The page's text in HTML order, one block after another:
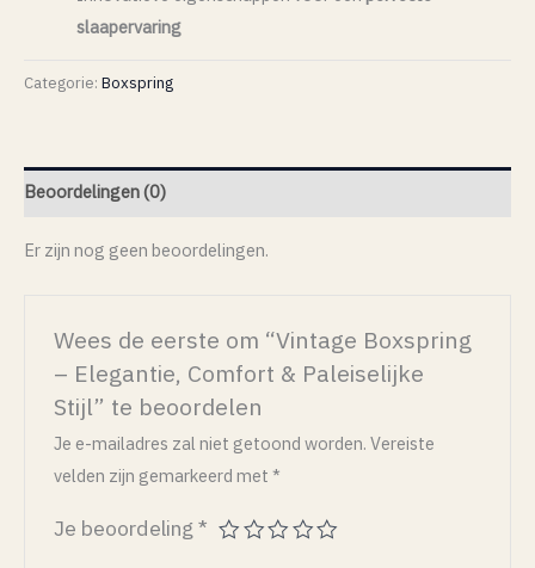
slaapervaring
Categorie: Boxspring
Beoordelingen (0)
Er zijn nog geen beoordelingen.
Wees de eerste om “Vintage Boxspring
– Elegantie, Comfort & Paleiselijke
Stijl” te beoordelen
Je e-mailadres zal niet getoond worden. Vereiste
velden zijn gemarkeerd met*
Je beoordeling*